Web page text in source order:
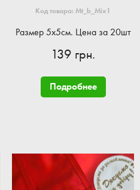
Код товара: Mt_b_Mix1
Размер 5x5см. Цена за 20шт
139 грн.
Подробнее